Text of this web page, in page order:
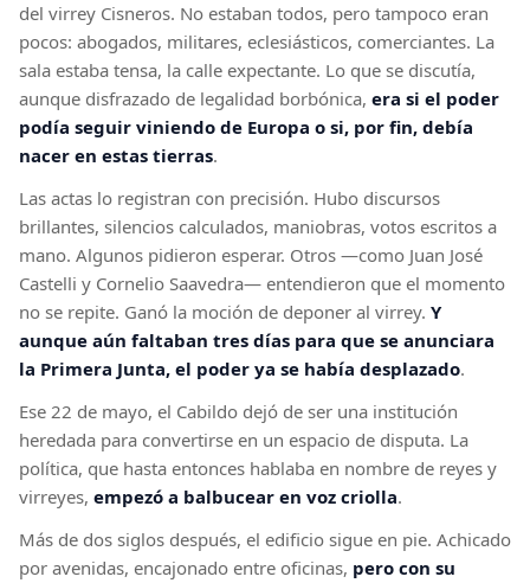
del virrey Cisneros. No estaban todos, pero tampoco eran
pocos: abogados, militares, eclesiásticos, comerciantes. La
sala estaba tensa, la calle expectante. Lo que se discutía,
aunque disfrazado de legalidad borbónica, era si el poder
podía seguir viniendo de Europa o si, por fin, debía
nacer en estas tierras.
Las actas lo registran con precisión. Hubo discursos
brillantes, silencios calculados, maniobras, votos escritos a
mano. Algunos pidieron esperar. Otros —como Juan José
Castelli y Cornelio Saavedra— entendieron que el momento
no se repite. Ganó la moción de deponer al virrey. Y
aunque aún faltaban tres días para que se anunciara
la Primera Junta, el poder ya se había desplazado.
Ese 22 de mayo, el Cabildo dejó de ser una institución
heredada para convertirse en un espacio de disputa. La
política, que hasta entonces hablaba en nombre de reyes y
virreyes, empezó a balbucear en voz criolla.
Más de dos siglos después, el edificio sigue en pie. Achicado
por avenidas, encajonado entre oficinas, pero con su